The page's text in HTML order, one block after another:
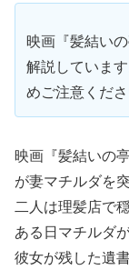
映画『髪結い
解説していま
めご注意くださ
映画『髪結いの
が妻マチルダを
二人は理髪店で
ある日マチルダ
彼女が残した遺